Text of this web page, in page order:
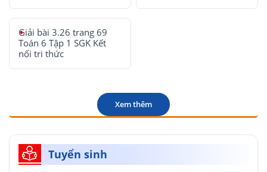
Giải bài 3.26 trang 69
Toán 6 Tập 1 SGK Kết
nối tri thức
Xem thêm
Tuyển sinh